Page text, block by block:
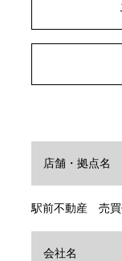
店舗・拠点名
駅前不動産 売買
会社名